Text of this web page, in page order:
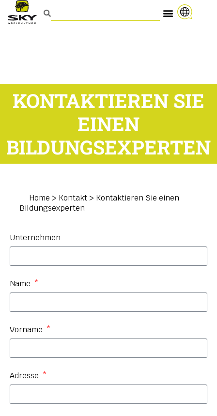
KONTAKTIEREN SIE
EINEN
BILDUNGSEXPERTEN
Home > Kontakt > Kontaktieren Sie einen
Bildungsexperten
Unternehmen
Name
Vorname
Adresse